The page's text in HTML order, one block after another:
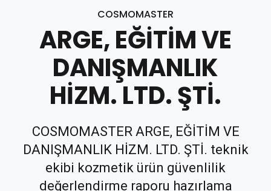
COSMOMASTER
ARGE, EĞİTİM VE
DANIŞMANLIK
HİZM. LTD. ŞTİ.
COSMOMASTER ARGE, EĞİTİM VE
DANIŞMANLIK HİZM. LTD. ŞTİ. teknik
ekibi kozmetik ürün güvenlilik
değerlendirme raporu hazırlama